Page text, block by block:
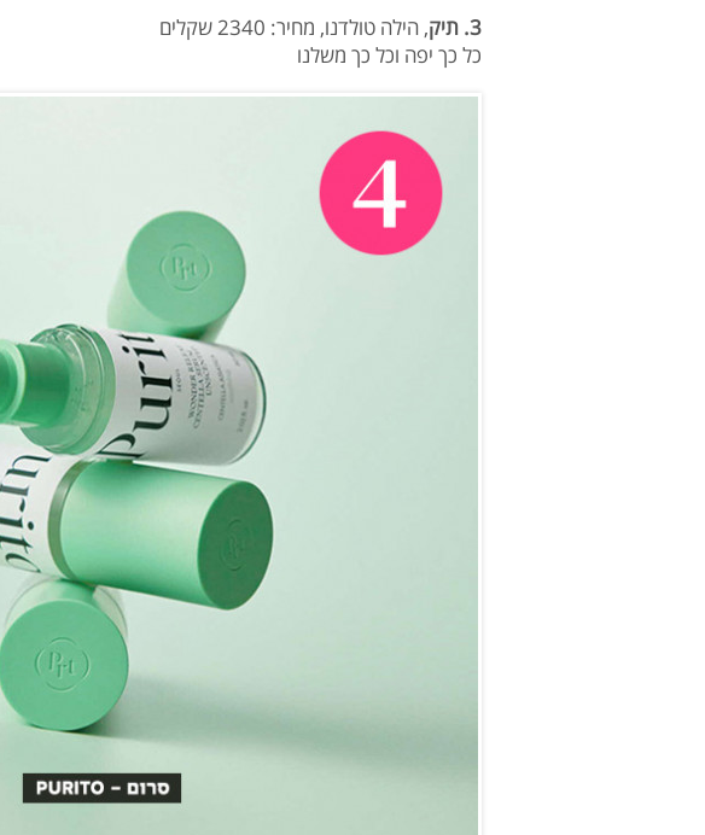
3. תיק
, הילה טולדנו, מחיר: 2340 שקלים
כל כך יפה וכל כך משלנו